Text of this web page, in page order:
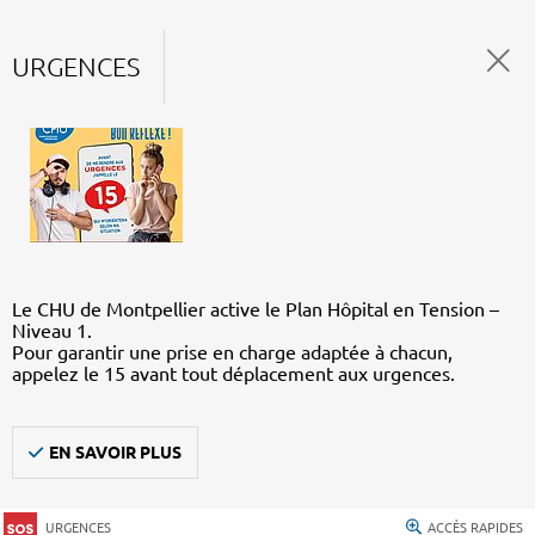
URGENCES
Le CHU de Montpellier active le Plan Hôpital en Tension –
Niveau 1.
Pour garantir une prise en charge adaptée à chacun,
appelez le 15 avant tout déplacement aux urgences.
EN SAVOIR PLUS
URGENCES ACCÈS RAPIDES